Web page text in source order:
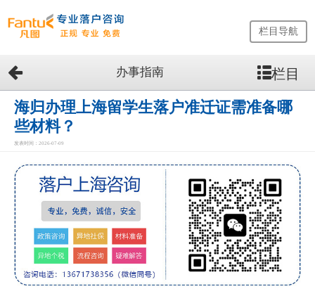
网
站
首
页
留
生
务
优
栏目导航
办事指南 栏目
海归办理上海留学生落户准迁证需准备哪
些材料？
发表时间：2026-07-09